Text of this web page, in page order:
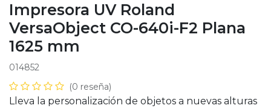
Impresora UV Roland
VersaObject CO-640i-F2 Plana
1625 mm
014852
(0 reseña)
Lleva la personalización de objetos a nuevas alturas